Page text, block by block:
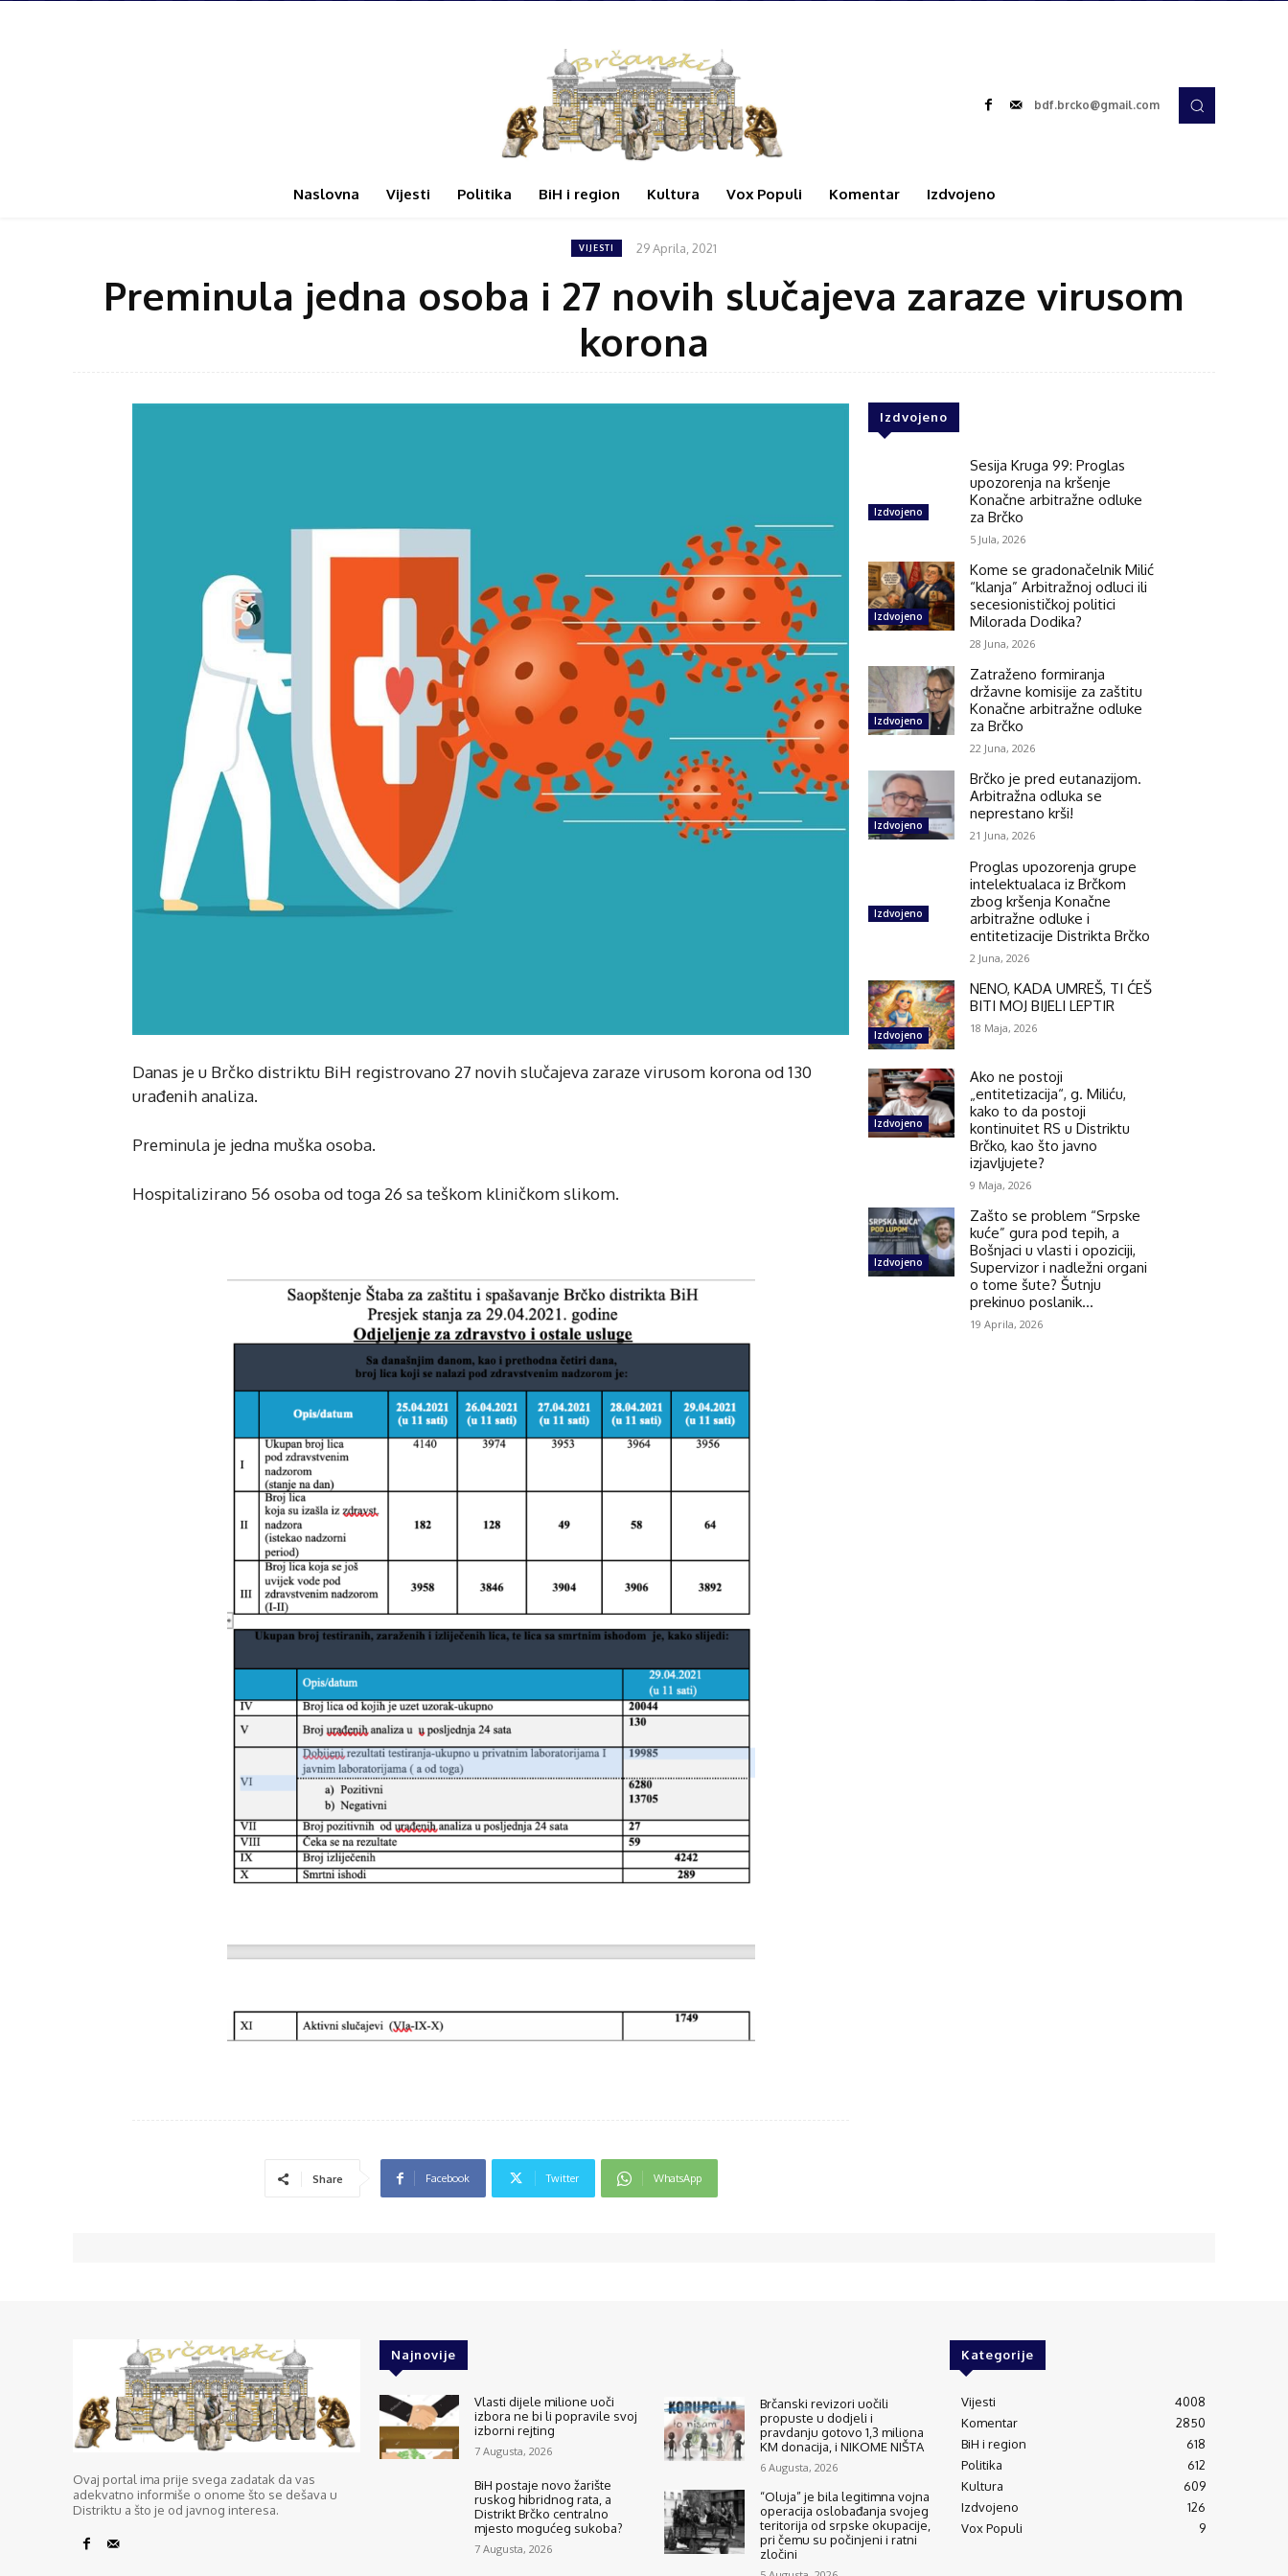
bdf.brcko@gmail.com
Naslovna Vijesti Politika BiH i region Kultura Vox Populi Komentar Izdvojeno
VIJESTI 29 Aprila, 2021
Preminula jedna osoba i 27 novih slučajeva zaraze virusom
korona
Danas je u Brčko distriktu BiH registrovano 27 novih slučajeva zaraze virusom korona od 130
urađenih analiza.
Preminula je jedna muška osoba.
Hospitalizirano 56 osoba od toga 26 sa teškom kliničkom slikom.
Share Facebook Twitter WhatsApp
Izdvojeno
Izdvojeno
Sesija Kruga 99: Proglas
upozorenja na kršenje
Konačne arbitražne odluke
za Brčko
5 Jula, 2026
Izdvojeno
Kome se gradonačelnik Milić
“klanja” Arbitražnoj odluci ili
secesionističkoj politici
Milorada Dodika?
28 Juna, 2026
Izdvojeno
Zatraženo formiranja
državne komisije za zaštitu
Konačne arbitražne odluke
za Brčko
22 Juna, 2026
Izdvojeno
Brčko je pred eutanazijom.
Arbitražna odluka se
neprestano krši!
21 Juna, 2026
Izdvojeno
Proglas upozorenja grupe
intelektualaca iz Brčkom
zbog kršenja Konačne
arbitražne odluke i
entitetizacije Distrikta Brčko
2 Juna, 2026
Izdvojeno
NENO, KADA UMREŠ, TI ĆEŠ
BITI MOJ BIJELI LEPTIR
18 Maja, 2026
Izdvojeno
Ako ne postoji
„entitetizacija“, g. Miliću,
kako to da postoji
kontinuitet RS u Distriktu
Brčko, kao što javno
izjavljujete?
9 Maja, 2026
Izdvojeno
Zašto se problem “Srpske
kuće” gura pod tepih, a
Bošnjaci u vlasti i opoziciji,
Supervizor i nadležni organi
o tome šute? Šutnju
prekinuo poslanik...
19 Aprila, 2026
Ovaj portal ima prije svega zadatak da vas
adekvatno informiše o onome što se dešava u
Distriktu a što je od javnog interesa.
Najnovije
Vlasti dijele milione uoči
izbora ne bi li popravile svoj
izborni rejting
7 Augusta, 2026
BiH postaje novo žarište
ruskog hibridnog rata, a
Distrikt Brčko centralno
mjesto mogućeg sukoba?
7 Augusta, 2026
Brčanski revizori uočili
propuste u dodjeli i
pravdanju gotovo 1,3 miliona
KM donacija, i NIKOME NIŠTA
6 Augusta, 2026
“Oluja” je bila legitimna vojna
operacija oslobađanja svojeg
teritorija od srpske okupacije,
pri čemu su počinjeni i ratni
zločini
Kategorije
Vijesti
4008
Komentar
2850
BiH i region
618
Politika
612
Kultura
609
Izdvojeno
126
Vox Populi
9